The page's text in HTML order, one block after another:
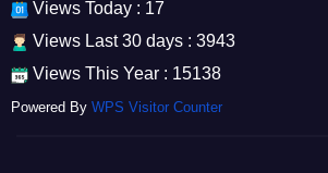
Views Today : 17
Views Last 30 days : 3943
Views This Year : 15138
Powered By WPS Visitor Counter